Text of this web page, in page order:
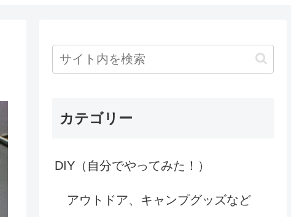
カテゴリー
DIY（自分でやってみた！）
アウトドア、キャンプグッズなど